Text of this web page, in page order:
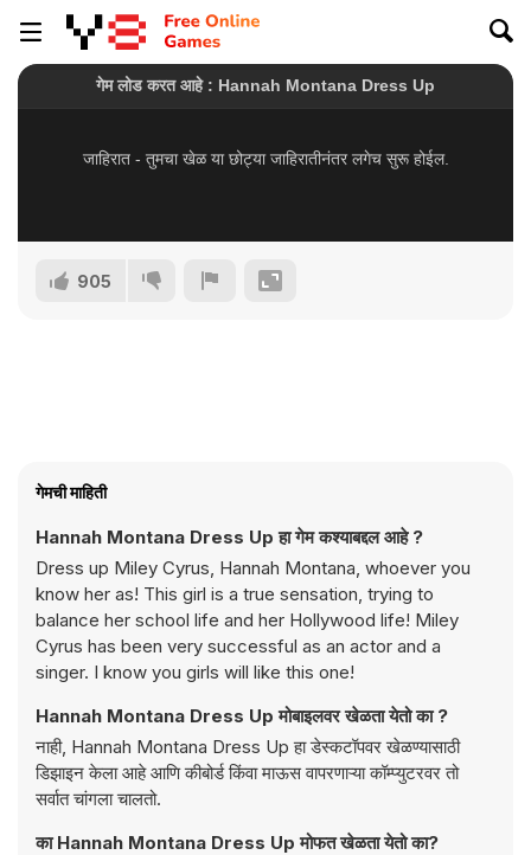
905
गेमची माहिती
Hannah Montana Dress Up हा गेम कश्याबद्दल आहे ?
Dress up Miley Cyrus, Hannah Montana, whoever you
know her as! This girl is a true sensation, trying to
balance her school life and her Hollywood life! Miley
Cyrus has been very successful as an actor and a
singer. I know you girls will like this one!
Hannah Montana Dress Up मोबाइलवर खेळता येतो का ?
नाही, Hannah Montana Dress Up हा डेस्कटॉपवर खेळण्यासाठी
डिझाइन केला आहे आणि कीबोर्ड किंवा माऊस वापरणाऱ्या कॉम्प्युटरवर तो
सर्वात चांगला चालतो.
का Hannah Montana Dress Up मोफत खेळता येतो का?